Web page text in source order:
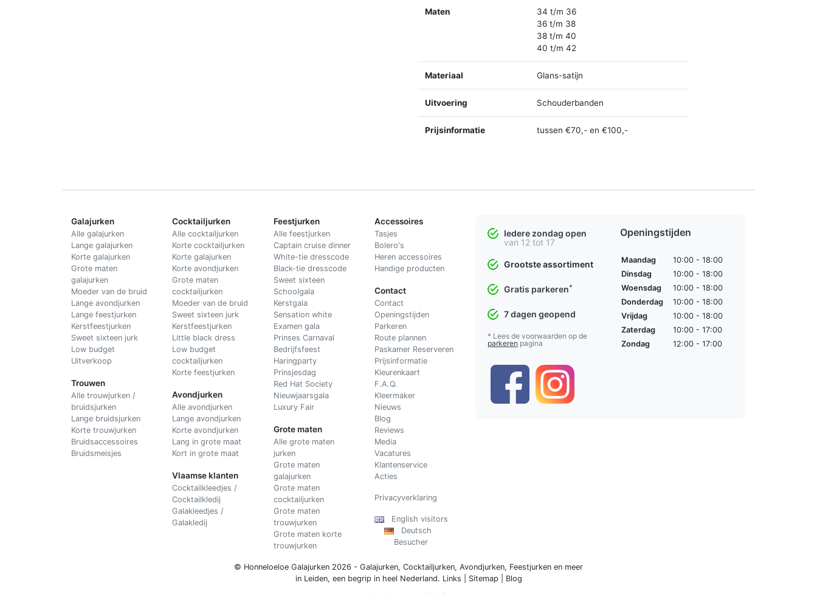
Maten
34 t/m 36
36 t/m 38
38 t/m 40
40 t/m 42
Materiaal Glans-satijn
Uitvoering Schouderbanden
Prijsinformatie tussen €70,- en €100,-
Galajurken
Alle galajurken
Lange galajurken
Korte galajurken
Grote maten
galajurken
Moeder van de bruid
Lange avondjurken
Lange feestjurken
Kerstfeestjurken
Sweet sixteen jurk
Low budget
Uitverkoop
Trouwen
Alle trouwjurken /
bruidsjurken
Lange bruidsjurken
Korte trouwjurken
Bruidsaccessoires
Bruidsmeisjes
Cocktailjurken
Alle cocktailjurken
Korte cocktailjurken
Korte galajurken
Korte avondjurken
Grote maten
cocktailjurken
Moeder van de bruid
Sweet sixteen jurk
Kerstfeestjurken
Little black dress
Low budget
cocktailjurken
Korte feestjurken
Avondjurken
Alle avondjurken
Lange avondjurken
Korte avondjurken
Lang in grote maat
Kort in grote maat
Vlaamse klanten
Cocktailkleedjes /
Cocktailkledij
Galakleedjes /
Galakledij
Feestjurken
Alle feestjurken
Captain cruise dinner
White-tie dresscode
Black-tie dresscode
Sweet sixteen
Schoolgala
Kerstgala
Sensation white
Examen gala
Prinses Carnaval
Bedrijfsfeest
Haringparty
Prinsjesdag
Red Hat Society
Nieuwjaarsgala
Luxury Fair
Grote maten
Alle grote maten
jurken
Grote maten
galajurken
Grote maten
cocktailjurken
Grote maten
trouwjurken
Grote maten korte
trouwjurken
Accessoires
Tasjes
Bolero's
Heren accessoires
Handige producten
Contact
Contact
Openingstijden
Parkeren
Route plannen
Paskamer Reserveren
Prijsinformatie
Kleurenkaart
F.A.Q.
Kleermaker
Nieuws
Blog
Reviews
Media
Vacatures
Klantenservice
Acties
Privacyverklaring
English visitors
Deutsch
Besucher
Iedere zondag open
van 12 tot 17
Grootste assortiment
Gratis parkeren*
7 dagen geopend
* Lees de voorwaarden op de
parkeren pagina
Openingstijden
Maandag
10:00 - 18:00
Dinsdag
10:00 - 18:00
Woensdag
10:00 - 18:00
Donderdag
10:00 - 18:00
Vrijdag
10:00 - 18:00
Zaterdag
10:00 - 17:00
Zondag
12:00 - 17:00
© Honneloeloe Galajurken 2026 - Galajurken, Cocktailjurken, Avondjurken, Feestjurken en meer
in Leiden, een begrip in heel Nederland. Links Sitemap Blog